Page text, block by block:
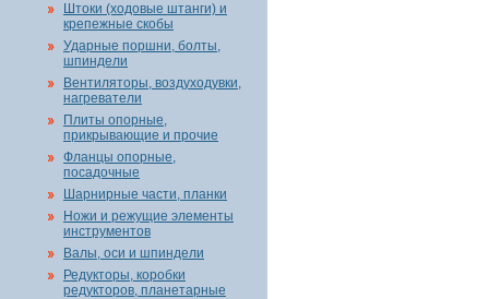
Штоки (ходовые штанги) и
крепежные скобы
Ударные поршни, болты,
шпиндели
Вентиляторы, воздуходувки,
нагреватели
Плиты опорные,
прикрывающие и прочие
Фланцы опорные,
посадочные
Шарнирные части, планки
Ножи и режущие элементы
инструментов
Валы, оси и шпиндели
Редукторы, коробки
редукторов, планетарные